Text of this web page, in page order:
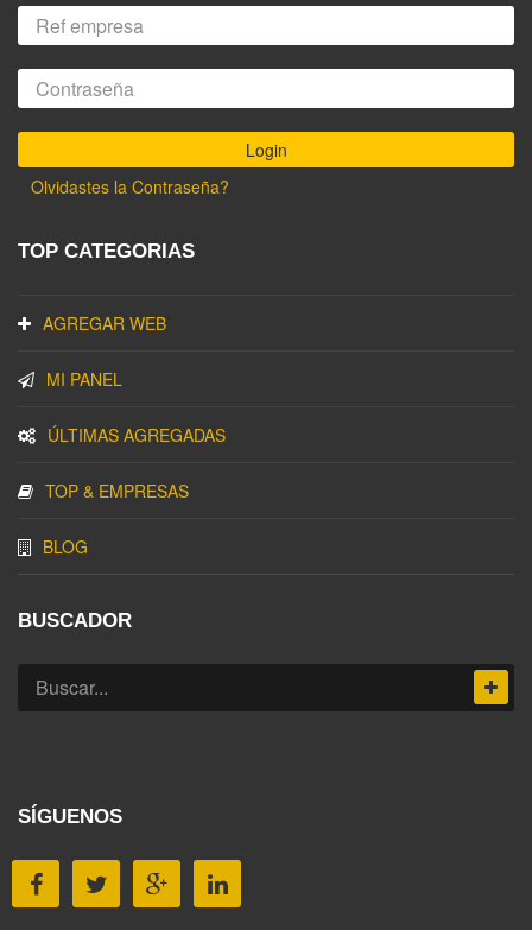
Olvidastes la Contraseña?
TOP CATEGORIAS
AGREGAR WEB
MI PANEL
ÚLTIMAS AGREGADAS
TOP & EMPRESAS
BLOG
BUSCADOR
SÍGUENOS